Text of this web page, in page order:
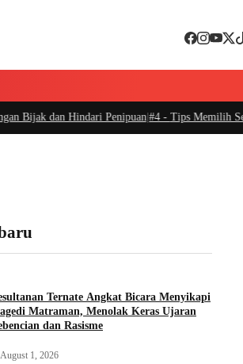
Hindari Penipuan| #4 -Tips Memilih Sepatu
Ternate Angkat Bicara Menyikapi
Matraman, Menolak Keras Ujaran
dan Rasisme
August 1, 2026